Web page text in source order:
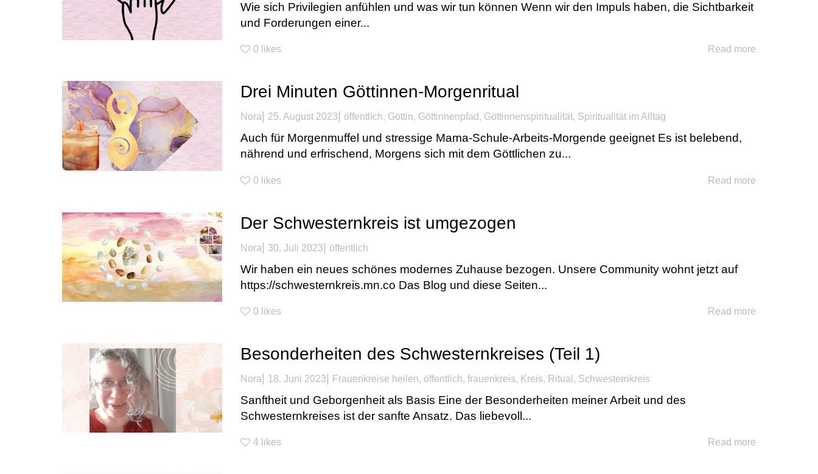
Wie sich Privilegien anfühlen und was wir tun können Wenn wir den Impuls haben, die Sichtbarkeit
und Forderungen einer...
0 likes Read more
Drei Minuten Göttinnen-Morgenritual
Nora| 25. August 2023 öffentlich, Göttin, Göttinnenpfad , Göttinnenspiritualität, Spiritualität im Alltag
Auch für Morgenmuffel und stressige Mama-Schule-Arbeits-Morgende geeignet Es ist belebend,
nährend und erfrischend, Morgens sich mit dem Göttlichen zu...
0 likes Read more
Der Schwesternkreis ist umgezogen
Nora| 30. Juli 2023| öffentlich
Wir haben ein neues schönes modernes Zuhause bezogen. Unsere Community wohnt jetzt auf
https://schwesternkreis.mn.co Das Blog und diese Seiten...
0 likes Read more
Besonderheiten des Schwesternkreises (Teil 1)
Nora| 18. Juni 2023| Frauenkreise heilen, öffentlich, frauenkreis, Kreis, Ritual, Schwesternkreis
Sanftheit und Geborgenheit als Basis Eine der Besonderheiten meiner Arbeit und des
Schwesternkreises ist der sanfte Ansatz. Das liebevoll...
4 likes Read more